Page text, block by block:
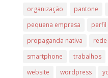
organização
pantone
pequena empresa
perfil
propaganda nativa
smartphone
trabalhos
website
wordpress